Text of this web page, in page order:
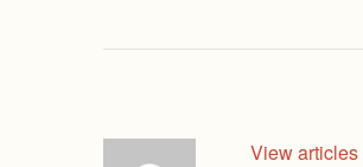
View articles